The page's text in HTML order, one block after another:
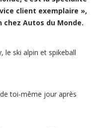
client exemplaire »,
chez Autos du Monde.
le ski alpin et spikeball
toi-même jour après